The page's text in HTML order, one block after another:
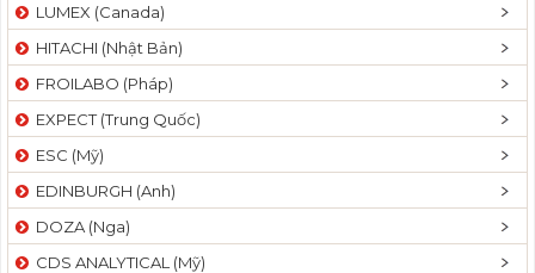
LUMEX (Canada)
HITACHI (Nhật Bản)
FROILABO (Pháp)
EXPECT (Trung Quốc)
ESC (Mỹ)
EDINBURGH (Anh)
DOZA (Nga)
CDS ANALYTICAL (Mỹ)